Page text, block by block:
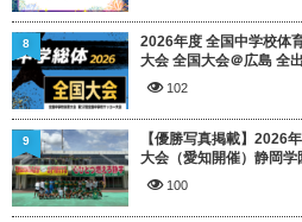
2026年度 全国中学校体
大会 全国大会＠広島 全
102
8
【優勝写真掲載】2026
大会（愛知開催）静岡学
100
9